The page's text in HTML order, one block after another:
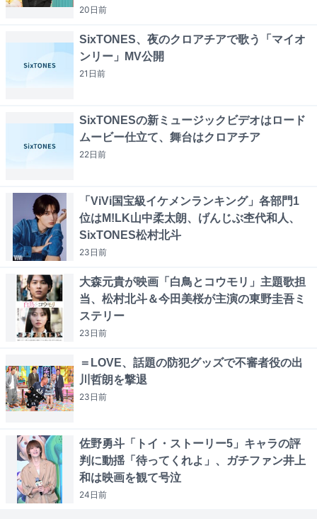
20日前
SixTONES、夜のクロアチアで歌う「マイオ
ンリー」MV公開
21日前
SixTONESの新ミュージックビデオはロード
ムービー仕立て、舞台はクロアチア
22日前
「ViVi国宝級イケメンランキング」各部門1
位はM!LK山中柔太朗、げんじぶ杢代和人、
SixTONES松村北斗
23日前
大森元貴が映画「白鳥とコウモリ」主題歌担
当、松村北斗＆今田美桜が主演の東野圭吾ミ
ステリー
23日前
＝LOVE、話題の防犯グッズで不審者役の出
川哲朗を撃退
23日前
佐野勇斗「トイ・ストーリー5」キャラの評
判に動揺「待ってくれよ」、ガチファン井上
和は映画を観て号泣
24日前